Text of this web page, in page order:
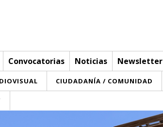
Convocatorias Noticias Newsletter
CIUDADANÍA / COMUNIDAD